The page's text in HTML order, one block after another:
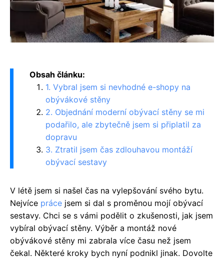
Obsah článku:
1. Vybral jsem si nevhodné e-shopy na
obývákové stěny
2. Objednání moderní obývací stěny se mi
podařilo, ale zbytečně jsem si připlatil za
dopravu
3. Ztratil jsem čas zdlouhavou montáží
obývací sestavy
V létě jsem si našel čas na vylepšování svého bytu.
Nejvíce práce jsem si dal s proměnou mojí obývací
sestavy. Chci se s vámi podělit o zkušenosti, jak jsem
vybíral obývací stěny. Výběr a montáž nové
obývákové stěny mi zabrala více času než jsem
čekal. Některé kroky bych nyní podnikl jinak. Dovolte